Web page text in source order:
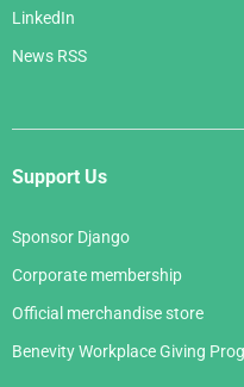
LinkedIn
News RSS
Support Us
Sponsor Django
Corporate membership
Official merchandise store
Benevity Workplace Giving